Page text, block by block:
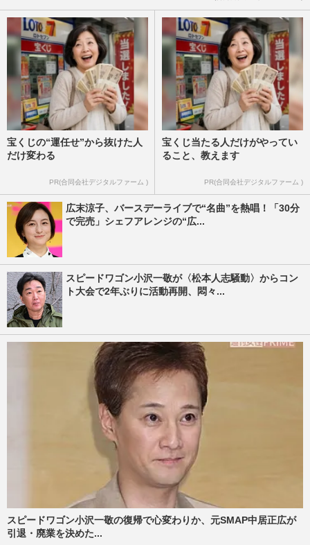
宝くじの“運任せ”から抜けた人
だけ変わる
PR(合同会社デジタルファーム )
宝くじ当たる人だけがやってい
ること、教えます
PR(合同会社デジタルファーム )
広末涼子、バースデーライブで“名曲”を熱唱！「30分
で完売」シェフアレンジの“広...
スピードワゴン小沢一敬が〈松本人志騒動〉からコン
ト大会で2年ぶりに活動再開、悶々...
スピードワゴン小沢一敬の復帰で心変わりか、元SMAP中居正広が
引退・廃業を決めた...